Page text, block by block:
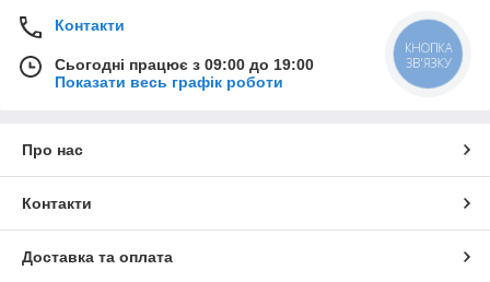
Контакти
Сьогодні працює з 09:00 до 19:00
Показати весь графік роботи
Про нас
Контакти
Доставка та оплата
КНОПКА
ЗВ'ЯЗКУ